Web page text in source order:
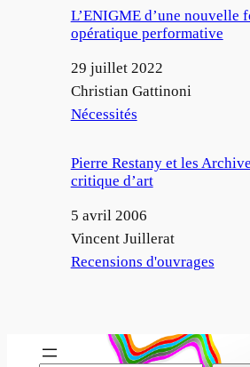
L’ENIGME d’une nouvelle
opératique performative
Date
29 juillet 2022
Auteur
Christian Gattinoni
Par rapport à
Nécessités
Pierre Restany et les
critique d’art
Date
5 avril 2006
Auteur
Vincent Juillerat
Par rapport à
Recensions d'ouvrages